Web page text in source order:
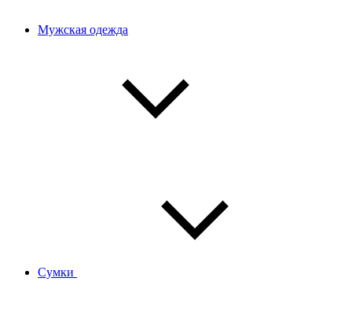
Мужская одежда
Сумки